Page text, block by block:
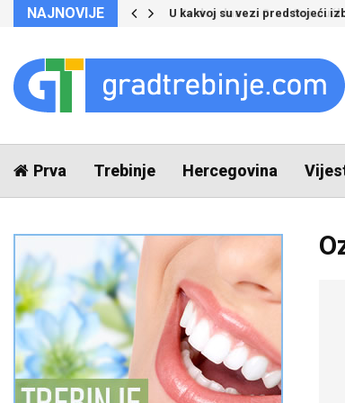
NAJNOVIJE Za dva dana u Crnu Goru ušlo
Prva Trebinje Hercegovina